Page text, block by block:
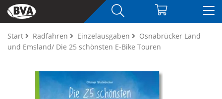
Start Radfahren Einzelausgaben
Osnabrücker Land
und Emsland/ Die 25 schönsten E-Bike Touren